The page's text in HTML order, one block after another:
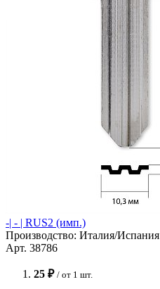
-| - | RUS2 (имп.)
Производство: Италия/Испания
Арт. 38786
25 ₽ / от 1 шт.